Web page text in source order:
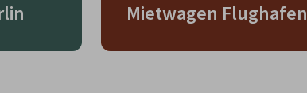
Mietwagen Flughafen